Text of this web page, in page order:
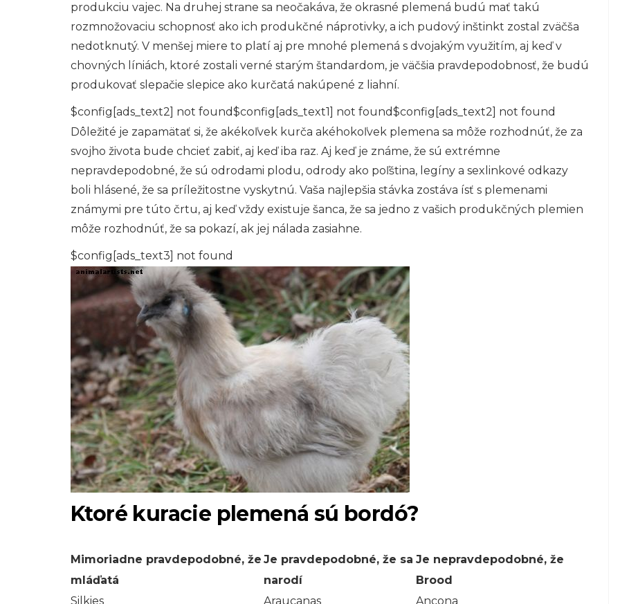
produkciu vajec. Na druhej strane sa neočakáva, že okrasné plemená budú mať takú
rozmnožovaciu schopnosť ako ich produkčné náprotivky, a ich pudový inštinkt zostal zväčša
nedotknutý. V menšej miere to platí aj pre mnohé plemená s dvojakým využitím, aj keď v
chovných líniách, ktoré zostali verné starým štandardom, je väčšia pravdepodobnosť, že budú
produkovať slepačie slepice ako kurčatá nakúpené z liahní.
$config[ads_text2] not found$config[ads_text1] not found$config[ads_text2] not found
Dôležité je zapamätať si, že akékoľvek kurča akéhokoľvek plemena sa môže rozhodnúť, že za
svojho života bude chcieť zabiť, aj keď iba raz. Aj keď je známe, že sú extrémne
nepravdepodobné, že sú odrodami plodu, odrody ako poľština, legíny a sexlinkové odkazy
boli hlásené, že sa príležitostne vyskytnú. Vaša najlepšia stávka zostáva ísť s plemenami
známymi pre túto črtu, aj keď vždy existuje šanca, že sa jedno z vašich produkčných plemien
môže rozhodnúť, že sa pokazí, ak jej nálada zasiahne.
$config[ads_text3] not found
Ktoré kuracie plemená sú bordó?
Mimoriadne pravdepodobné, že
mláďatá
Je pravdepodobné, že sa
narodí
Je nepravdepodobné, že
Brood
Silkies
Araucanas Ancona